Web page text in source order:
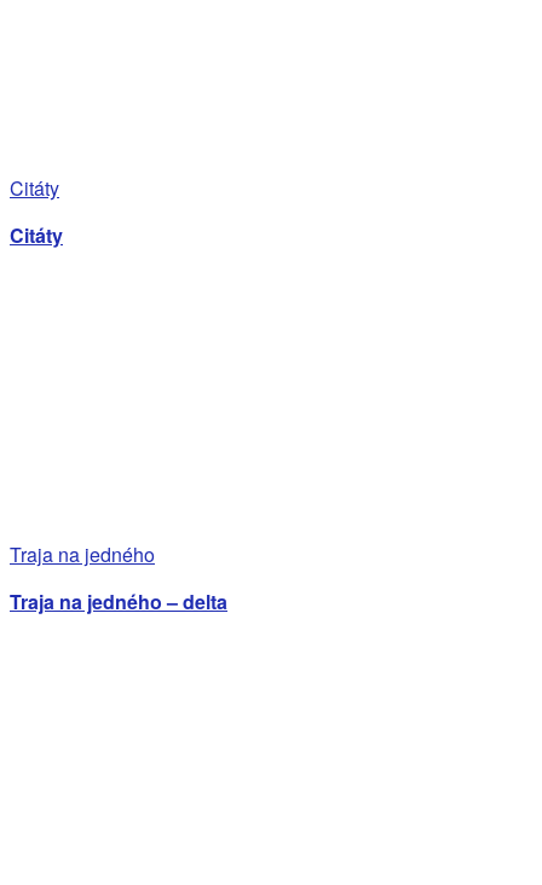
Citáty
Citáty
Traja na jedného
Traja na jedného – delta